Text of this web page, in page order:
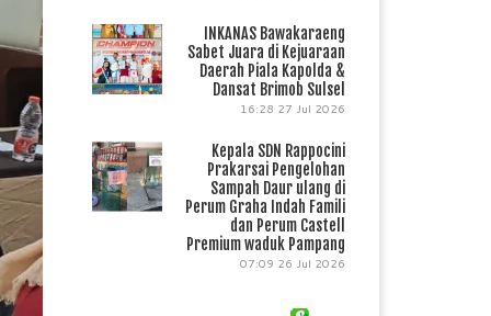
INKANAS Bawakaraeng
Sabet Juara di Kejuaraan
Daerah Piala Kapolda &
Dansat Brimob Sulsel
16:28 27 Jul 2026
Kepala SDN Rappocini
Prakarsai Pengelohan
Sampah Daur ulang di
Perum Graha Indah Famili
dan Perum Castell
Premium waduk Pampang
07:09 26 Jul 2026